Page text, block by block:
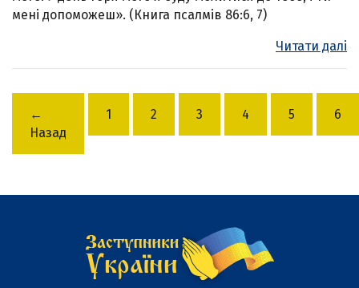
мені допоможеш». (Книга псалмів 86:6, 7)
Читати далі
←
Назад
1 2 3 4 5 6